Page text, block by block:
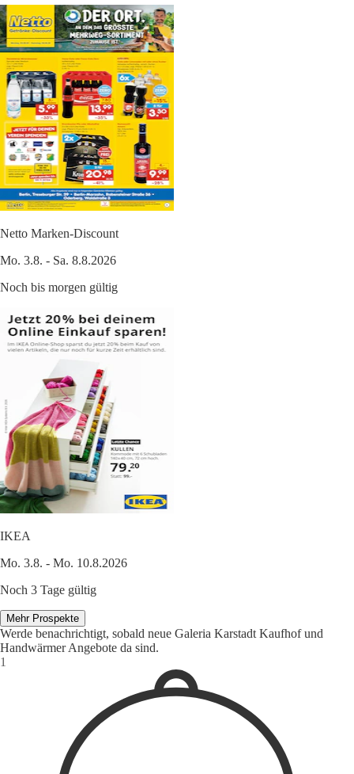
Netto Marken-Discount
Mo. 3.8. - Sa. 8.8.2026
Noch bis morgen gültig
IKEA
Mo. 3.8. - Mo. 10.8.2026
Noch 3 Tage gültig
Mehr Prospekte
Werde benachrichtigt, sobald neue Galeria Karstadt Kaufhof und
Handwärmer Angebote da sind.